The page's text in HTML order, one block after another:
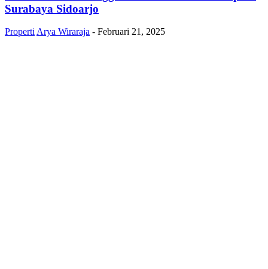
Surabaya Sidoarjo
Properti Arya Wiraraja - Februari 21, 2025